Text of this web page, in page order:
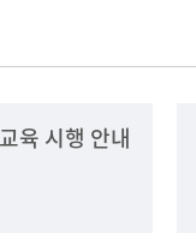
육 시행 안내